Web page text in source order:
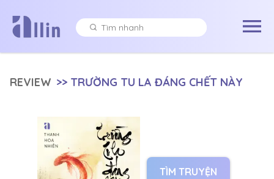
REVIEW >> TRƯỜNG TU LA ĐÁNG CHẾT NÀY
TÌM TRUYỆN